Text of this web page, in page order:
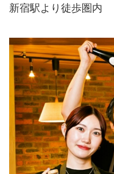
新宿駅より徒歩圏内